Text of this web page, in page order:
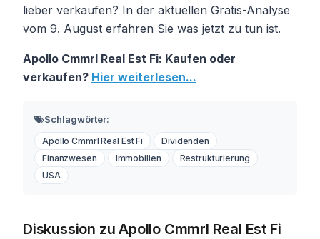
lieber verkaufen? In der aktuellen Gratis-Analyse
vom 9. August erfahren Sie was jetzt zu tun ist.
Apollo Cmmrl Real Est Fi: Kaufen oder
verkaufen? Hier weiterlesen...
Schlagwörter:
Apollo Cmmrl Real Est Fi
Dividenden
Finanzwesen
Immobilien
Restrukturierung
USA
Diskussion zu Apollo Cmmrl Real Est Fi